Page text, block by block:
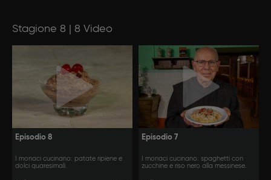
Stagione 8 | 8 Video
Episodio 8
I monaci cucinano: patate ripiene e
dolci quaresimali.
Episodio 7
I monaci cucinano: spaghetti con
zucchine e riso nero alla messinese.